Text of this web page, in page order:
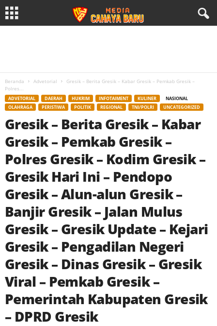
Beranda Advetorial
Gresik – Berita Gresik – Kabar Gresik – Pemkab Gresik –
Polres...
ADVETORIAL DAERAH HUKRIM INFOTAIMENT KULINER
NASIONAL
OLAHRAGA
PERISTIWA POLITIK REGIONAL TNI/POLRI UNCATEGORIZED
Gresik – Berita Gresik – Kabar
Gresik – Pemkab Gresik –
Polres Gresik – Kodim Gresik –
Gresik Hari Ini – Pendopo
Gresik – Alun-alun Gresik –
Banjir Gresik – Jalan Mulus
Gresik – Gresik Update – Kejari
Gresik – Pengadilan Negeri
Gresik – Dinas Gresik – Gresik
Viral – Pemkab Gresik –
Pemerintah Kabupaten Gresik
– DPRD Gresik